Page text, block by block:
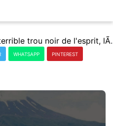
Le doute, terrible
WHATSAPP PINTEREST